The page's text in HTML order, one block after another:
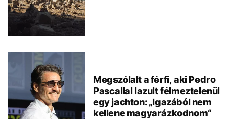
Megszólalt a férfi, aki Pedro
Pascallal lazult félmeztelenül
egy jachton: „Igazából nem
kellene magyarázkodnom“